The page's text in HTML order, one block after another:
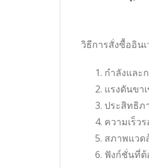
วิธีการสั่งซื้ออิน
กำลังและ
แรงดันขา
ประสิทธิภ
ความเร็ว
สภาพแวด
ฟังก์ชั่นที่ต้